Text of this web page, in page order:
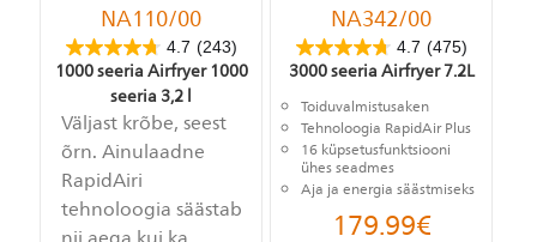
NA110/00
4.7 (243)
1000 seeria Airfryer 1000
seeria 3,2 l
Väljast krõbe, seest
õrn. Ainulaadne
RapidAiri
tehnoloogia säästab
NA342/00
4.7 (475)
3000 seeria Airfryer 7.2L
Toiduvalmistusaken
Tehnoloogia RapidAir Plus
16 küpsetusfunktsiooni
ühes seadmes
Aja ja energia säästmiseks
179.99€